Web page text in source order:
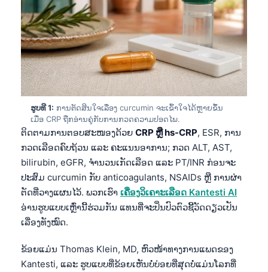
ຮູບທີ 1: ການຕັດສິນໃຈເລື່ອງ curcumin ຈະເຂົ້າໃຈໄດ້ຫຼາຍຂຶ້ນ
ເມື່ອ CRP ຖືກອ່ານຄູ່ກັບການກວດຄວາມປອດໄພ.
ຕິດຕາມການຕອບສະໜອງດ້ວຍ CRP ຫຼື hs-CRP, ESR, ການ
ກວດເລືອດຄົບຖ້ວນ ແລະ ຄະແນນອາການ; ກວດ ALT, AST,
bilirubin, eGFR, ຈຳນວນເກັດເລືອດ ແລະ PT/INR ກ່ອນຈະ
ປະສົມ curcumin ກັບ anticoagulants, NSAIDs ຫຼື ການຜ່າ
ຕັດທີ່ວາງແຜນໄວ້. ພວກເຮົາ ເຄື່ອງວິເຄາະເລືອດ Kantesti AI
ອ່ານຮູບແບບເຫຼົ່ານີ້ຮ່ວມກັນ ແທນທີ່ຈະປິ່ນປົວຕົວຊີ້ວັດດຽວເປັນ
ເລື່ອງທັງໝົດ.
ຂ້ອຍແມ່ນ Thomas Klein, MD, ຫົວໜ້າທາງການແພດຂອງ
Kantesti, ແລະ ຮູບແບບທີ່ຂ້ອຍເຫັນບໍ່ບ່ອຍທີ່ສຸດບໍ່ແມ່ນໂລກທີ່